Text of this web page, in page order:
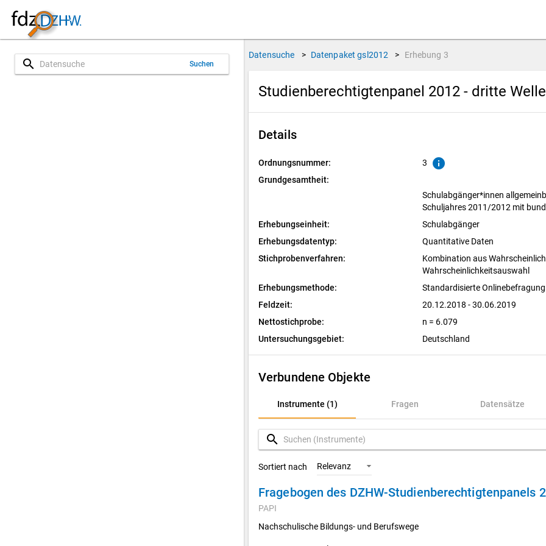
search Suchen
Datensuche > Datenpaket gsl2012 > Erhebung 3
Studienberechtigtenpanel 2012 - dritte Welle
Details
Ordnungsnummer: 3 info
Grundgesamtheit:
Schulabgänger*innen
Schuljahres 2011/2012 mit
Erhebungseinheit:
Schulabgänger
Erhebungsdatentyp:
Quantitative Daten
Stichprobenverfahren:
Kombination aus
Wahrscheinlichkeitsauswahl
Erhebungsmethode:
Standardisierte
Feldzeit:
20.12.2018 - 30.06.2019
Nettostichprobe:
n = 6.079
Untersuchungsgebiet:
Deutschland
Verbundene Objekte
Instrumente (1) Fragen Datensätze
Instrumente (1)
Fragen
Datensätze
Variablen
Konzepte
search
Sortiert nach Relevanz
Fragebogen des DZHW-Studienberechtigtenpanels
PAPI
Nachschulische Bildungs- und Berufswege